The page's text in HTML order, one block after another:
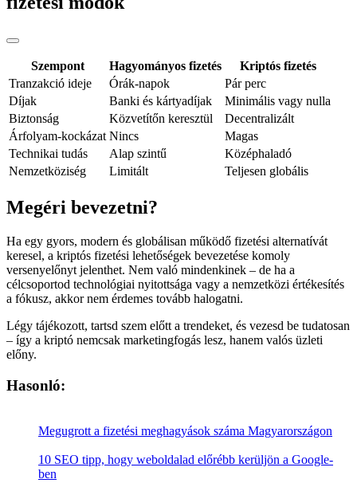
Szempont Hagyományos fizetés
Kriptós fizetés
Tranzakció ideje
Órák-napok
Pár perc
Díjak
Banki és kártyadíjak
Minimális vagy nulla
Biztonság
Közvetítőn keresztül
Decentralizált
Árfolyam-kockázat Nincs
Magas
Technikai tudás
Alap szintű
Középhaladó
Nemzetköziség
Limitált Teljesen globális
Megéri bevezetni?
Ha egy gyors, modern és globálisan működő fizetési alternatívát
keresel, a kriptós fizetési lehetőségek bevezetése komoly
versenyelőnyt jelenthet. Nem való mindenkinek – de ha a
célcsoportod technológiai nyitottsága vagy a nemzetközi értékesítés
a fókusz, akkor nem érdemes tovább halogatni.
Légy tájékozott, tartsd szem előtt a trendeket, és vezesd be tudatosan
– így a kriptó nemcsak marketingfogás lesz, hanem valós üzleti
előny.
Hasonló:
Megugrott a fizetési meghagyások száma Magyarországon
10 SEO tipp, hogy weboldalad előrébb kerüljön a Google-
ben